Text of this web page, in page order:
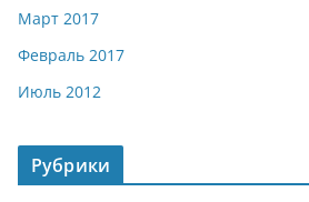
Март 2017
Февраль 2017
Июль 2012
Рубрики